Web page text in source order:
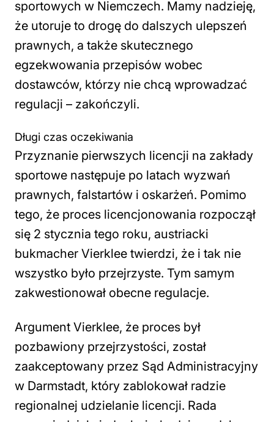
sportowych w Niemczech. Mamy nadzieję,
że utoruje to drogę do dalszych ulepszeń
prawnych, a także skutecznego
egzekwowania przepisów wobec
dostawców, którzy nie chcą wprowadzać
regulacji – zakończyli.
Długi czas oczekiwania
Przyznanie pierwszych licencji na zakłady
sportowe następuje po latach wyzwań
prawnych, falstartów i oskarżeń. Pomimo
tego, że proces licencjonowania rozpoczął
się 2 stycznia tego roku, austriacki
bukmacher Vierklee twierdzi, że i tak nie
wszystko było przejrzyste. Tym samym
zakwestionował obecne regulacje.
Argument Vierklee, że proces był
pozbawiony przejrzystości, został
zaakceptowany przez Sąd Administracyjny
w Darmstadt, który zablokował radzie
regionalnej udzielanie licencji. Rada